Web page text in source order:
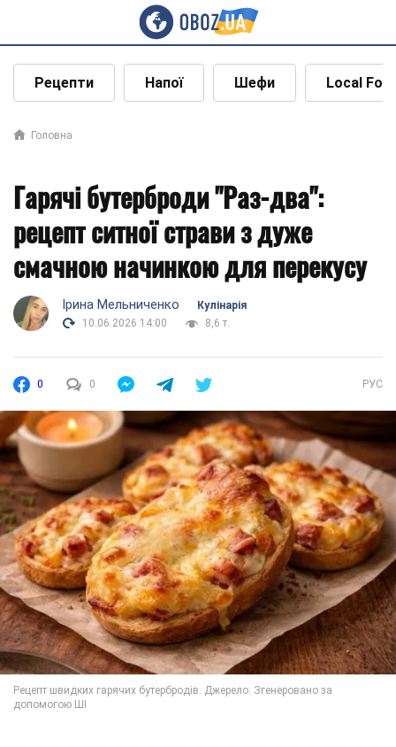
Рецепти Напої Шефи Local
Головна
Гарячі бутерброди "Раз-два":
рецепт ситної страви з дуже
смачною начинкою для перекусу
Ірина Мельниченко
Кулінарія
10.06.2026 14:00
8,6 т.
0 0 РУС